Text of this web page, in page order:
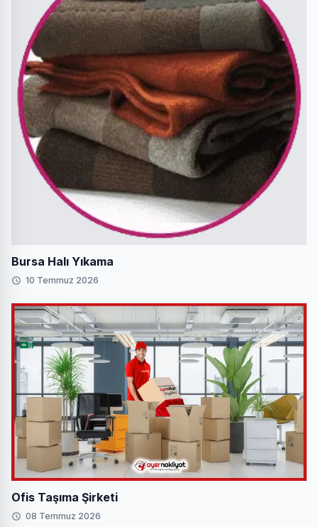
Bursa Halı Yıkama
10 Temmuz 2026
Ofis Taşıma Şirketi
08 Temmuz 2026